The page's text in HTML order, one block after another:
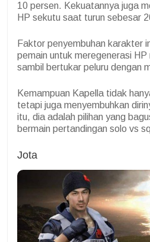
10 persen. Kekuatannya juga
HP sekutu saat turun sebesar
Faktor penyembuhan karakter
pemain untuk meregenerasi
sambil bertukar peluru dengan
Kemampuan Kapella tidak
tetapi juga menyembuhkan
itu, dia adalah pilihan yang
bermain pertandingan solo vs
Jota